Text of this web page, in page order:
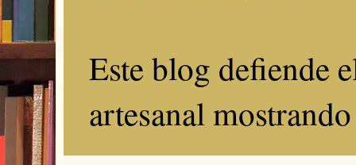
Este blog defiende
artesanal